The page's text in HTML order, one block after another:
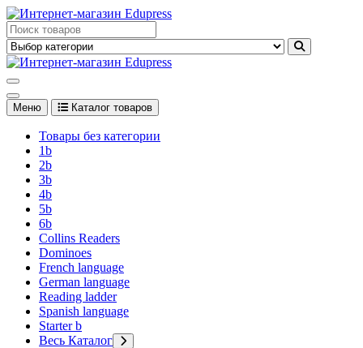
Перейти
к
содержимому
Edupress Uzbekistan, Edupress Узбекистан, книги, учебники на
английском языке
английском языке
Меню Каталог товаров
Товары без категории
1b
2b
3b
4b
5b
6b
Collins Readers
Dominoes
French language
German language
Reading ladder
Spanish language
Starter b
Весь Каталог